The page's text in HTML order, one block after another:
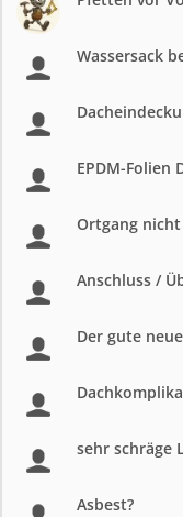
Wassersack
EPDM-Folien
Ortgang
Anschluss /
Der gute
sehr schräge
Asbest?